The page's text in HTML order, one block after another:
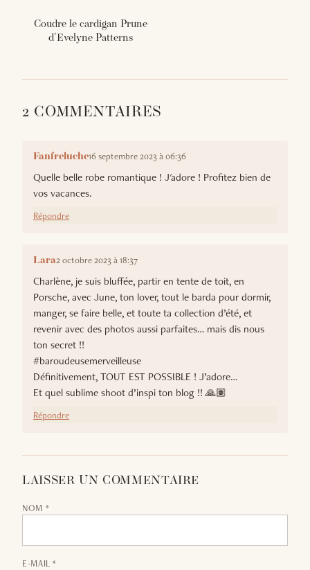
Coudre le cardigan Prune
d'Evelyne Patterns
2 COMMENTAIRES
Fanfreluche16 septembre 2023 à 06:36
Quelle belle robe romantique ! J'adore ! Profitez bien de
vos vacances.
Répondre
Lara2 octobre 2023 à 18:37
Charlène, je suis bluffée, partir en tente de toit, en
Porsche, avec June, ton lover, tout le barda pour dormir,
manger, se faire belle, et toute ta collection d’été, et
revenir avec des photos aussi parfaites… mais dis nous
ton secret !!
#baroudeusemerveilleuse
Définitivement, TOUT EST POSSIBLE ! J’adore…
Et quel sublime shoot d’inspi ton blog !! 🙏🏽
Répondre
LAISSER UN COMMENTAIRE
NOM *
E-MAIL *